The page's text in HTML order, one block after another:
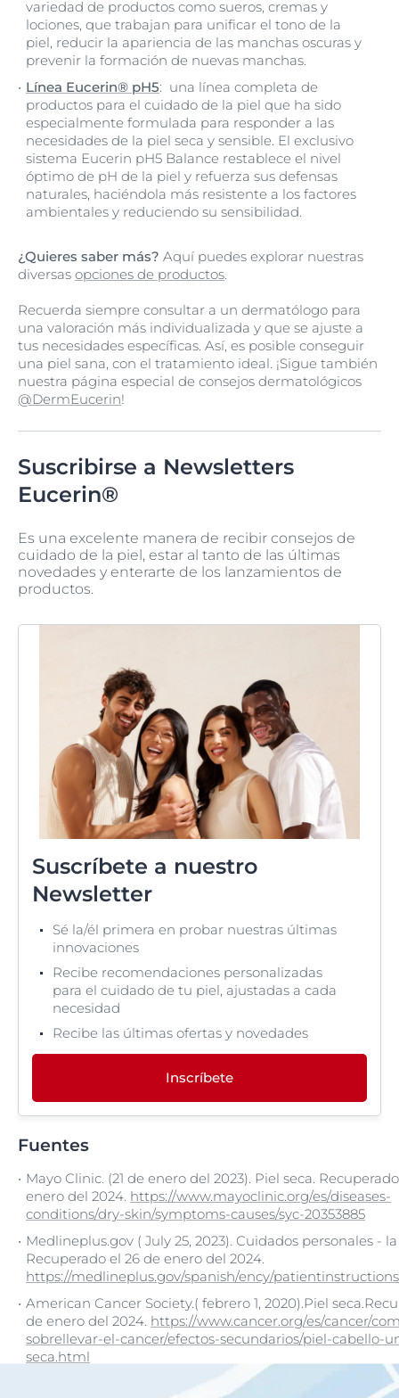
variedad de productos como sueros, cremas y
lociones, que trabajan para unificar el tono de la
piel, reducir la apariencia de las manchas oscuras y
prevenir la formación de nuevas manchas.
Línea Eucerin® pH5: una línea completa de
productos para el cuidado de la piel que ha sido
especialmente formulada para responder a las
necesidades de la piel seca y sensible. El exclusivo
sistema Eucerin pH5 Balance restablece el nivel
óptimo de pH de la piel y refuerza sus defensas
naturales, haciéndola más resistente a los factores
ambientales y reduciendo su sensibilidad.
¿Quieres saber más? Aquí puedes explorar nuestras
diversas opciones de productos.
Recuerda siempre consultar a un dermatólogo para
una valoración más individualizada y que se ajuste a
tus necesidades específicas. Así, es posible conseguir
una piel sana, con el tratamiento ideal. ¡Sigue también
nuestra página especial de consejos dermatológicos
@DermEucerin!
Suscribirse a Newsletters
Eucerin®
Es una excelente manera de recibir consejos de
cuidado de la piel, estar al tanto de las últimas
novedades y enterarte de los lanzamientos de
productos.
Suscríbete a nuestro
Newsletter
Sé la/él primera en probar nuestras últimas
innovaciones
Recibe recomendaciones personalizadas
para el cuidado de tu piel, ajustadas a cada
necesidad
Recibe las últimas ofertas y novedades
Inscríbete
Fuentes
Mayo Clinic. (21 de enero del 2023). Piel seca.
enero del 2024. https://www.mayoclinic.org/es/diseases-
conditions/dry-skin/symptoms-causes/syc-20353885
Medlineplus.gov ( July 25, 2023). Cuidados personales -
Recuperado el 26 de enero del 2024.
https://medlineplus.gov/spanish/ency/
American Cancer Society.( febrero 1, 2020).Piel
de enero del 2024. https://www.cancer.org/es/cancer/
sobrellevar-el-cancer/efectos-secundarios/piel-cabello-
seca.html